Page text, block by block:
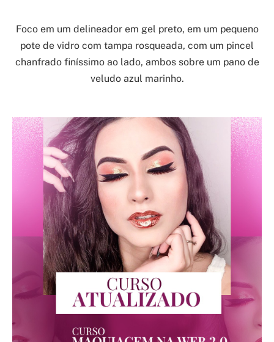
Foco em um delineador em gel preto, em um pequeno
pote de vidro com tampa rosqueada, com um pincel
chanfrado finíssimo ao lado, ambos sobre um pano de
veludo azul marinho.